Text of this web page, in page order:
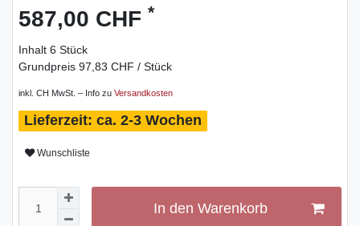
587,00 CHF *
Inhalt 6 Stück
Grundpreis 97,83 CHF / Stück
inkl. CH MwSt. – Info zu Versandkosten
ca. 2-3 Wochen
Wunschliste
In den Warenkorb